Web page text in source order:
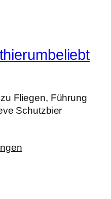
Fliegen, Führung
Schutzbier